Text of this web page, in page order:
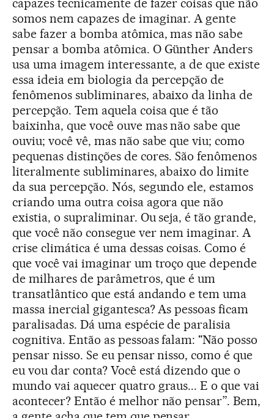
capazes tecnicamente de fazer coisas que não
somos nem capazes de imaginar. A gente
sabe fazer a bomba atômica, mas não sabe
pensar a bomba atômica. O Günther Anders
usa uma imagem interessante, a de que existe
essa ideia em biologia da percepção de
fenômenos subliminares, abaixo da linha de
percepção. Tem aquela coisa que é tão
baixinha, que você ouve mas não sabe que
ouviu; você vê, mas não sabe que viu; como
pequenas distinções de cores. São fenômenos
literalmente subliminares, abaixo do limite
da sua percepção. Nós, segundo ele, estamos
criando uma outra coisa agora que não
existia, o supraliminar. Ou seja, é tão grande,
que você não consegue ver nem imaginar. A
crise climática é uma dessas coisas. Como é
que você vai imaginar um troço que depende
de milhares de parâmetros, que é um
transatlântico que está andando e tem uma
massa inercial gigantesca? As pessoas ficam
paralisadas. Dá uma espécie de paralisia
cognitiva. Então as pessoas falam: "Não posso
pensar nisso. Se eu pensar nisso, como é que
eu vou dar conta? Você está dizendo que o
mundo vai aquecer quatro graus... E o que vai
acontecer? Então é melhor não pensar”. Bem,